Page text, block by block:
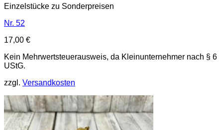
Einzelstücke zu Sonderpreisen
Nr. 52
17,00 €
Kein Mehrwertsteuerausweis, da Kleinunternehmer nach § 6
UStG.
zzgl. Versandkosten